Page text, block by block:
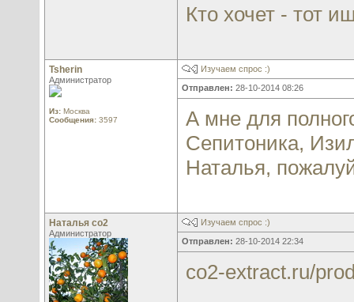
Кто хочет - тот
Tsherin
Администратор
Из: Москва
Сообщения: 3597
Изучаем спрос :)
Отправлен: 28-10-2014 08:26
А мне для
Сепитоника,
Наталья,
Наталья со2
Администратор
Изучаем спрос :)
Отправлен: 28-10-2014 22:34
co2-extract.ru/